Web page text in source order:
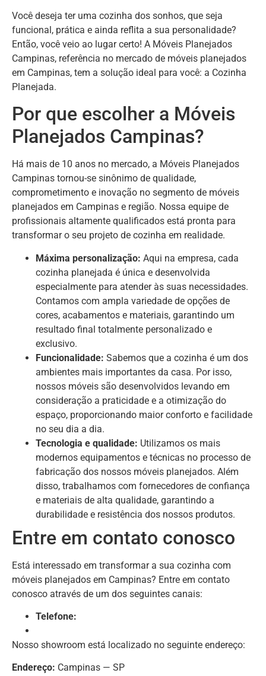
Você deseja ter uma cozinha dos sonhos, que seja
funcional, prática e ainda reflita a sua personalidade?
Então, você veio ao lugar certo! A Móveis Planejados
Campinas, referência no mercado de móveis planejados
em Campinas, tem a solução ideal para você: a Cozinha
Planejada.
Por que escolher a Móveis
Planejados Campinas?
Há mais de 10 anos no mercado, a Móveis Planejados
Campinas tornou-se sinônimo de qualidade,
comprometimento e inovação no segmento de móveis
planejados em Campinas e região. Nossa equipe de
profissionais altamente qualificados está pronta para
transformar o seu projeto de cozinha em realidade.
Máxima personalização: Aqui na empresa, cada
cozinha planejada é única e desenvolvida
especialmente para atender às suas necessidades.
Contamos com ampla variedade de opções de
cores, acabamentos e materiais, garantindo um
resultado final totalmente personalizado e
exclusivo.
Funcionalidade: Sabemos que a cozinha é um dos
ambientes mais importantes da casa. Por isso,
nossos móveis são desenvolvidos levando em
consideração a praticidade e a otimização do
espaço, proporcionando maior conforto e facilidade
no seu dia a dia.
Tecnologia e qualidade: Utilizamos os mais
modernos equipamentos e técnicas no processo de
fabricação dos nossos móveis planejados. Além
disso, trabalhamos com fornecedores de confiança
e materiais de alta qualidade, garantindo a
durabilidade e resistência dos nossos produtos.
Entre em contato conosco
Está interessado em transformar a sua cozinha com
móveis planejados em Campinas? Entre em contato
conosco através de um dos seguintes canais:
Telefone:
Nosso showroom está localizado no seguinte endereço:
Endereço: Campinas — SP